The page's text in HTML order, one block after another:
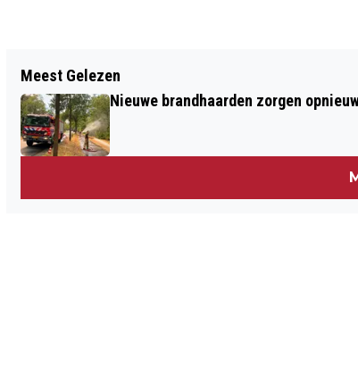
GROTE HENNEPKWEKERIJ ONTDEKT IN
BEDRIJFSGEBOUW BLERICK
Meest Gelezen
Nieuwe brandhaarden zorgen